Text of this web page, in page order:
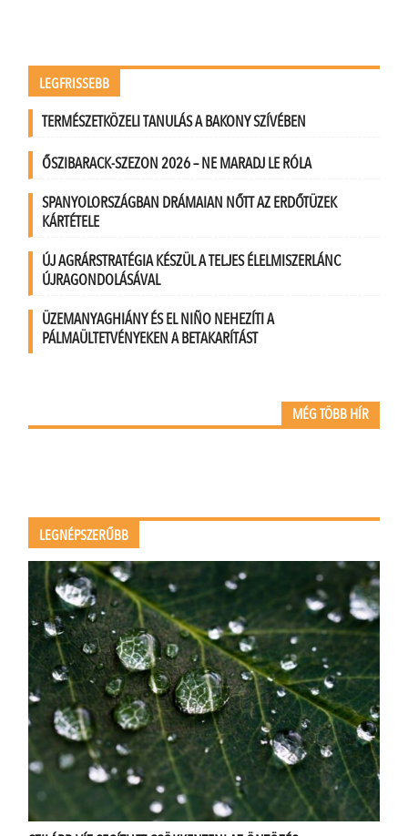
LEGFRISSEBB
TERMÉSZETKÖZELI TANULÁS A BAKONY SZÍVÉBEN
ŐSZIBARACK-SZEZON 2026 – NE MARADJ LE RÓLA
SPANYOLORSZÁGBAN DRÁMAIAN NŐTT AZ ERDŐTÜZEK
KÁRTÉTELE
ÚJ AGRÁRSTRATÉGIA KÉSZÜL A TELJES ÉLELMISZERLÁNC
ÚJRAGONDOLÁSÁVAL
ÜZEMANYAGHIÁNY ÉS EL NIÑO NEHEZÍTI A
PÁLMAÜLTETVÉNYEKEN A BETAKARÍTÁST
MÉG TÖBB HÍR
LEGNÉPSZERŰBB